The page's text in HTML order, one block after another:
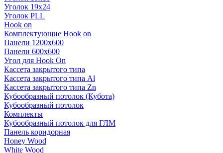
Уголок 19х24
Уголок PLL
Hook on
Комплектующие Hook on
Панели 1200х600
Панели 600х600
Угол для Hook On
Кассета закрытого типа
Кассета закрытого типа Al
Кассета закрытого типа Zn
Кубообразный потолок (Кубота)
Кубообразный потолок
Комплекты
Кубообразный потолок для ГЛМ
Панель коридорная
Honey Wood
White Wood